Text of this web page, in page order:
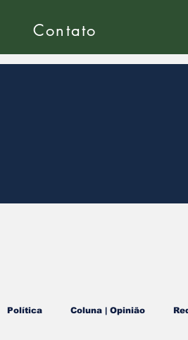
Contato
Política Coluna | Opinião